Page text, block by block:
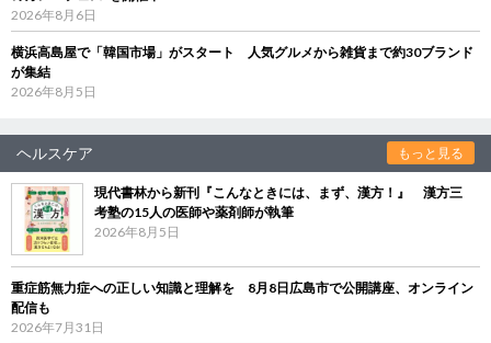
2026年8月6日
横浜高島屋で「韓国市場」がスタート 人気グルメから雑貨まで約30ブランド
が集結
2026年8月5日
ヘルスケア もっと見る
現代書林から新刊『こんなときには、まず、漢方！』 漢方三
考塾の15人の医師や薬剤師が執筆
2026年8月5日
重症筋無力症への正しい知識と理解を 8月8日広島市で公開講座、オンライン
配信も
2026年7月31日